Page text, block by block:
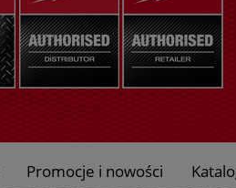
Promocje i nowości